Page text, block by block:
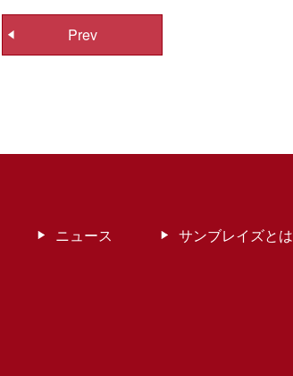
投
稿
ー
Prev
ニュース サンブレイズとは